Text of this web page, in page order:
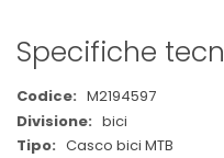
Specifiche
Maggiori
Informazioni
M2194597
bici
Casco bici MTB